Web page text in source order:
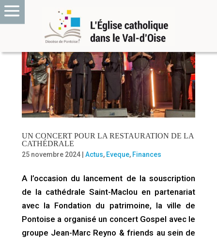
UN CONCERT POUR LA RESTAURATION DE LA
CATHÉDRALE
25 novembre 2024| Actus, Eveque, Finances
A l’occasion du lancement de la souscription
de la cathédrale Saint-Maclou en partenariat
avec la Fondation du patrimoine, la ville de
Pontoise a organisé un concert Gospel avec le
groupe Jean-Marc Reyno & friends au sein de